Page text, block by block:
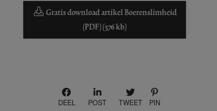
Gratis download artikel Boerenslimheid
(PDF) (576 kb)
DEEL POST TWEET PIN